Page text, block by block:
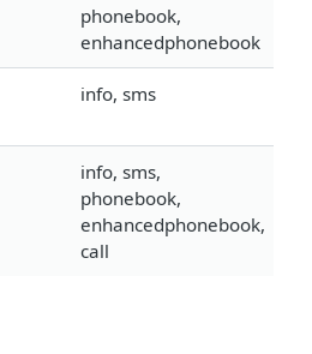
phonebook,
enhancedphonebook
info, sms
info, sms,
phonebook,
enhancedphonebook,
call